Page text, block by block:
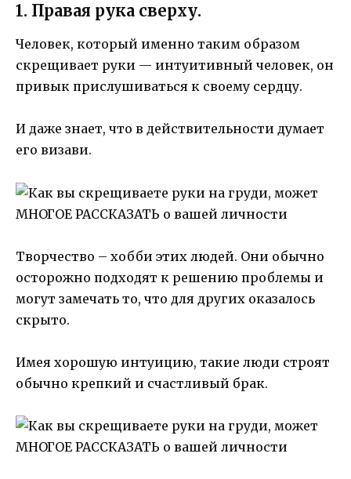
1. Правая рука сверху.
Человек, который именно таким образом
скрещивает руки — интуитивный человек, он
привык прислушиваться к своему сердцу.
И даже знает, что в действительности думает
его визави.
Творчество – хобби этих людей. Они обычно
осторожно подходят к решению проблемы и
могут замечать то, что для других оказалось
скрыто.
Имея хорошую интуицию, такие люди строят
обычно крепкий и счастливый брак.